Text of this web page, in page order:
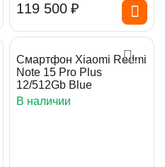
119 500 ₽
Смартфон Xiaomi Redmi
Note 15 Pro Plus
12/512Gb Blue
В наличии